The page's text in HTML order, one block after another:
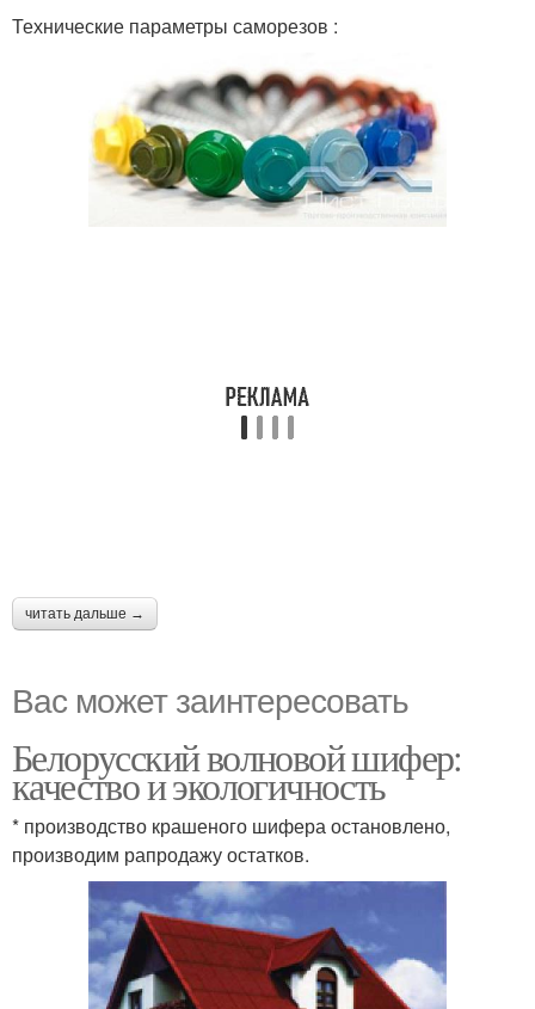
Технические параметры саморезов :
читать дальше →
Вас может заинтересовать
Белорусский волновой шифер:
качество и экологичность
* производство крашеного шифера остановлено,
производим рапродажу остатков.